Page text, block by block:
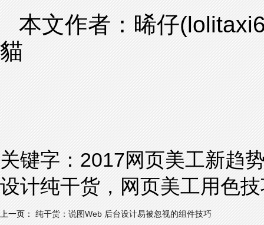
本文作者：晞仔
貓
关键字： 2017网页美工新趋
设计纯干货，网页美工用色
上一页： 纯干货：说图Web 后台设计易被忽视的组件技巧